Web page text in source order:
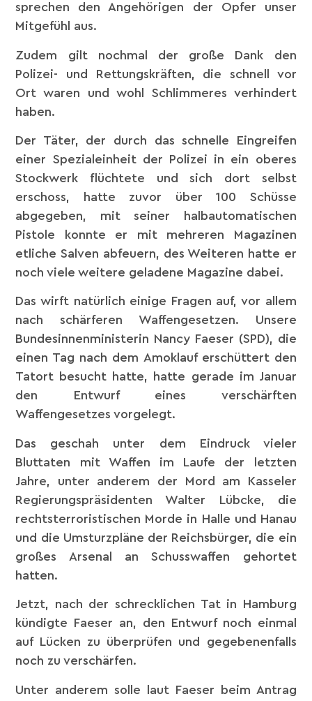
sprechen den Angehörigen der Opfer unser
Mitgefühl aus.
Zudem gilt nochmal der große Dank den
Polizei- und Rettungskräften, die schnell vor
Ort waren und wohl Schlimmeres verhindert
haben.
Der Täter, der durch das schnelle Eingreifen
einer Spezialeinheit der Polizei in ein oberes
Stockwerk flüchtete und sich dort selbst
erschoss, hatte zuvor über 100 Schüsse
abgegeben, mit seiner halbautomatischen
Pistole konnte er mit mehreren Magazinen
etliche Salven abfeuern, des Weiteren hatte er
noch viele weitere geladene Magazine dabei.
Das wirft natürlich einige Fragen auf, vor allem
nach schärferen Waffengesetzen. Unsere
Bundesinnenministerin Nancy Faeser (SPD), die
einen Tag nach dem Amoklauf erschüttert den
Tatort besucht hatte, hatte gerade im Januar
den Entwurf eines verschärften
Waffengesetzes vorgelegt.
Das geschah unter dem Eindruck vieler
Bluttaten mit Waffen im Laufe der letzten
Jahre, unter anderem der Mord am Kasseler
Regierungspräsidenten Walter Lübcke, die
rechtsterroristischen Morde in Halle und Hanau
und die Umsturzpläne der Reichsbürger, die ein
großes Arsenal an Schusswaffen gehortet
hatten.
Jetzt, nach der schrecklichen Tat in Hamburg
kündigte Faeser an, den Entwurf noch einmal
auf Lücken zu überprüfen und gegebenenfalls
noch zu verschärfen.
Unter anderem solle laut Faeser beim Antrag